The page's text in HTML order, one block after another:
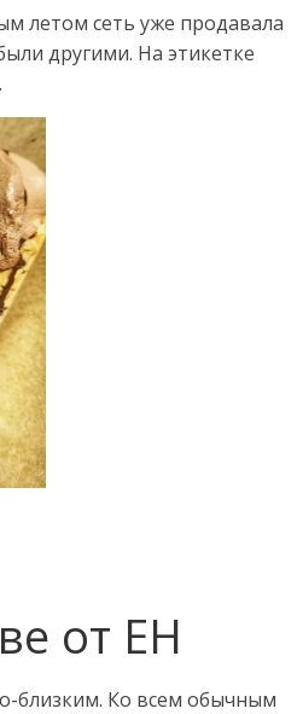
летом сеть уже продавала
другими. На этикетке
от EH
близким. Ко всем обычным